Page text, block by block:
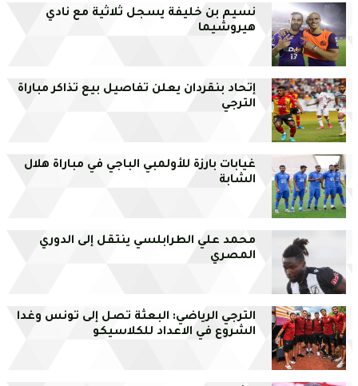
نسيم بن خليفة يسجل ثلاثية مع نادي
هيروشيما
إتحاد بنقردان يعلن تفاصيل بيع تذاكر مباراة
الترجي
غيابات بارزة للأولمبي الباجي في مباراة هلال
الشابة
محمد علي الطرابلسي ينتقل إلى الدوري
المصري
الترجي الرياضي: البعثة تصل إلى تونس وغدا
الشروع في الاعداد للكلاسيكو